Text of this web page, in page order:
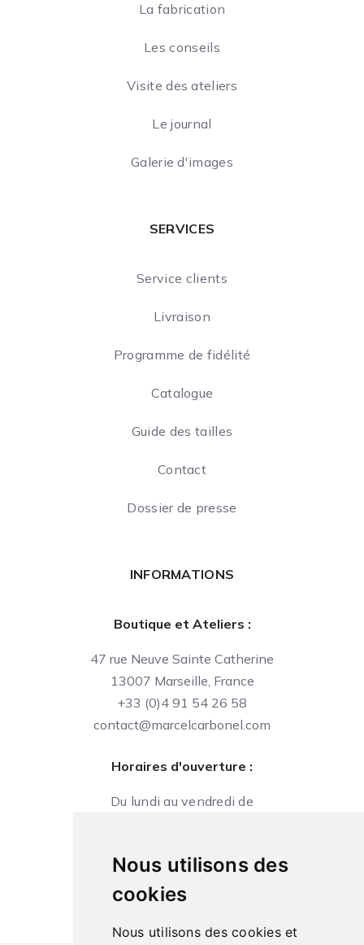
Nous utilisons des
cookies
Nous utilisons des cookies et
La fabrication
Les conseils
Visite des ateliers
Le journal
Galerie d'images
SERVICES
Service clients
Livraison
Programme de fidélité
Catalogue
Guide des tailles
Contact
Dossier de presse
INFORMATIONS
Boutique et Ateliers :
47 rue Neuve Sainte Catherine
13007 Marseille, France
+33 (0)4 91 54 26 58
contact@marcelcarbonel.com
Horaires d'ouverture :
Du lundi au vendredi de
10h à 13h et de 14h à 18h